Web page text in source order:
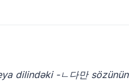
dilindəki -ㄴ다만 sözünün